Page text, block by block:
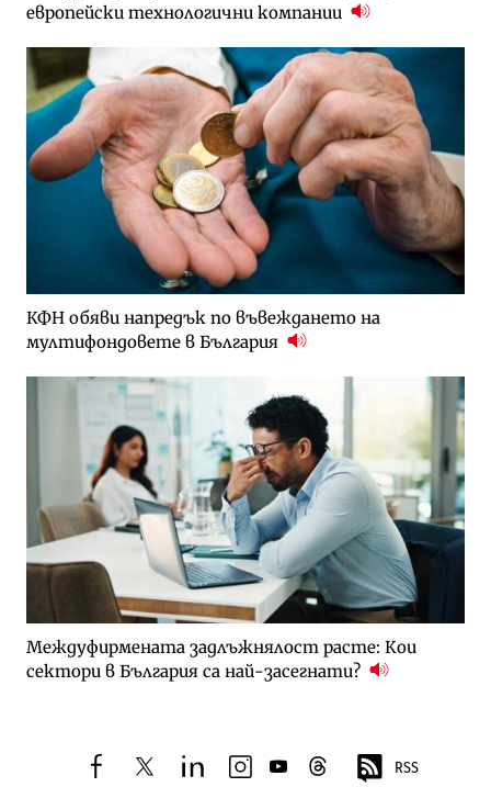
европейски технологични компании
КФН обяви напредък по въвеждането на
мултифондовете в България
Междуфирмената задлъжнялост расте: Кои
сектори в България са най-засегнати?
facebooktwitterlinkedininstagram
youtubethreads RSS